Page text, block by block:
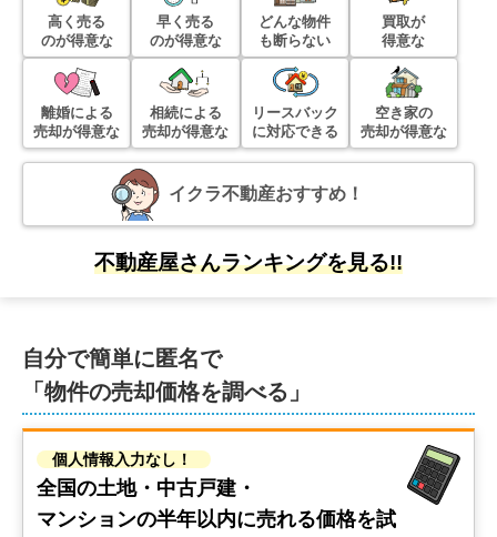
ライオンズスクエア竹の塚
階数:5階 専有面積:
2,100万円 2022年11月
リバーサイドマンション江戸川
階 専有面積:51㎡
ライオンズヴィアーレ五反野
1,900万円
高く売る
のが得意な
早く売る
のが得意な
どんな物件
も断らない
買取が
得意な
離婚による
売却が得意な
相続による
売却が得意な
リースバック
に対応できる
空き家の
売却が得意な
イクラ不動産おすすめ！
不動産屋さんランキングを見る!!
自分で簡単に匿名で
「物件の売却価格を調べる」
個人情報入力なし！
全国の土地・中古戸建・
マンションの半年以内に売れる価格を試